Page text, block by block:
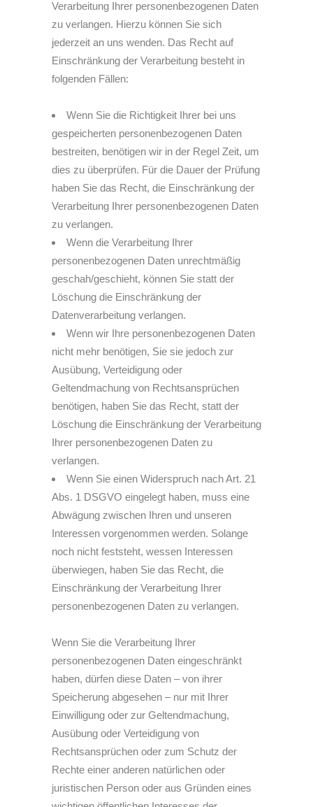
Verarbeitung Ihrer personenbezogenen Daten
zu verlangen. Hierzu können Sie sich
jederzeit an uns wenden. Das Recht auf
Einschränkung der Verarbeitung besteht in
folgenden Fällen:
Wenn Sie die Richtigkeit Ihrer bei uns
gespeicherten personenbezogenen Daten
bestreiten, benötigen wir in der Regel Zeit, um
dies zu überprüfen. Für die Dauer der Prüfung
haben Sie das Recht, die Einschränkung der
Verarbeitung Ihrer personenbezogenen Daten
zu verlangen.
Wenn die Verarbeitung Ihrer
personenbezogenen Daten unrechtmäßig
geschah/geschieht, können Sie statt der
Löschung die Einschränkung der
Datenverarbeitung verlangen.
Wenn wir Ihre personenbezogenen Daten
nicht mehr benötigen, Sie sie jedoch zur
Ausübung, Verteidigung oder
Geltendmachung von Rechtsansprüchen
benötigen, haben Sie das Recht, statt der
Löschung die Einschränkung der Verarbeitung
Ihrer personenbezogenen Daten zu
verlangen.
Wenn Sie einen Widerspruch nach Art. 21
Abs. 1 DSGVO eingelegt haben, muss eine
Abwägung zwischen Ihren und unseren
Interessen vorgenommen werden. Solange
noch nicht feststeht, wessen Interessen
überwiegen, haben Sie das Recht, die
Einschränkung der Verarbeitung Ihrer
personenbezogenen Daten zu verlangen.
Wenn Sie die Verarbeitung Ihrer
personenbezogenen Daten eingeschränkt
haben, dürfen diese Daten – von ihrer
Speicherung abgesehen – nur mit Ihrer
Einwilligung oder zur Geltendmachung,
Ausübung oder Verteidigung von
Rechtsansprüchen oder zum Schutz der
Rechte einer anderen natürlichen oder
juristischen Person oder aus Gründen eines